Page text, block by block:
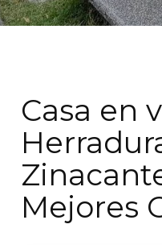
Casa en
Mejores